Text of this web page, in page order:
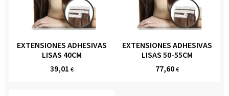
EXTENSIONES ADHESIVAS
LISAS 40CM
39,01 €
EXTENSIONES ADHESIVAS
LISAS 50-55CM
77,60€